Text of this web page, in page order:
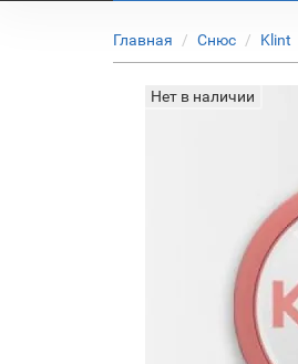
Главная Снюс Klint
Нет в наличии